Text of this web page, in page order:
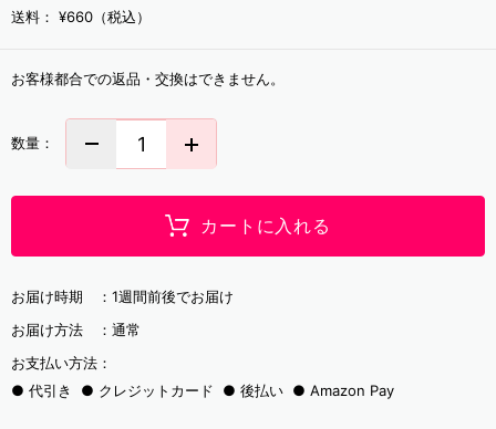
送料： ¥660（税込）
お客様都合での返品・交換はできません。
数量：
カートに入れる
お届け時期 ： 1週間前後でお届け
お届け方法 ： 通常
お支払い方法：
代引き
クレジットカード 後払い Amazon Pay